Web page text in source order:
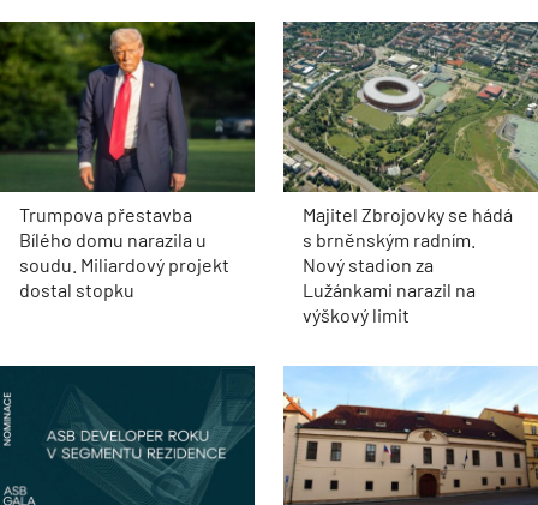
Trumpova přestavba
Bílého domu narazila u
soudu. Miliardový projekt
dostal stopku
Majitel Zbrojovky se hádá
s brněnským radním.
Nový stadion za
Lužánkami narazil na
výškový limit